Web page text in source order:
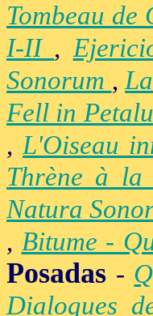
Tombeau de
I-II ,
Sonorum ,
Fell in
,L'Oiseau
Thrène à la
Natura
, Bitume -
Posadas -
Dialogues